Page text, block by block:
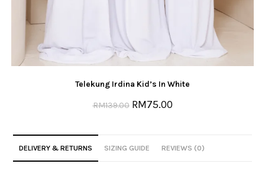
Telekung Irdina Kid’s In White
RM139.00 RM75.00
DELIVERY & RETURNS SIZING GUIDE REVIEWS (0)